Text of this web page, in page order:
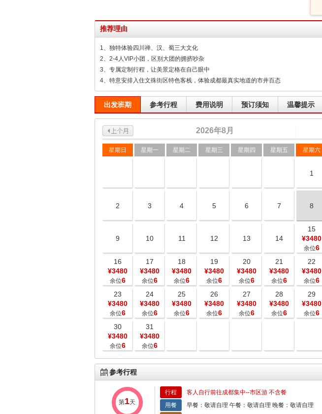
推荐理由
1、独特体验四川禅、汉、蜀三大文化
2、2-4人VIP小团，区别大团的拥挤吵杂
3、专属定制行程，让美景定格在自己眼中
4、特意安排入住文殊街区特色客栈，体验成都最真实地道的市井百态
出发班期 参考行程 费用说明 预订须知 温馨提示
2026年8月
星期日 星期一 星期二 星期三 星期四 星期五 星期六
1
2 3 4 5 6 7 8
9 10 11 12 13 14
15
¥3480
余位6
16
¥3480
余位6
17
¥3480
余位6
18
¥3480
余位6
19
¥3480
余位6
20
¥3480
余位6
21
¥3480
余位6
22
¥3480
余位6
23
¥3480
余位6
24
¥3480
余位6
25
¥3480
余位6
26
¥3480
余位6
27
¥3480
余位6
28
¥3480
余位6
29
¥3480
余位6
30
¥3480
余位6
31
¥3480
余位6
参考行程
第1天
行程
客人自行前往成都集中--市区游 不含餐
用餐
早餐：敬请自理 午餐：敬请自理 晚餐：敬请自理